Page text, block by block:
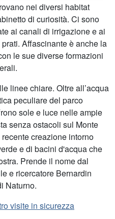
nei diversi habitat
di curiosità. Ci sono
ai canali di irrigazione e ai
Affascinante è anche la
le sue diverse formazioni
linee chiare. Oltre all’acqua
peculiare del parco
sole e luce nelle ampie
senza ostacoli sul Monte
creazione intorno
e di bacini d'acqua che
Prende il nome dal
e ricercatore Bernardin
Naturno.
visite in sicurezza